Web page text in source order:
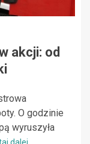
akcji: od
O godzinie
wyruszyła
dalej